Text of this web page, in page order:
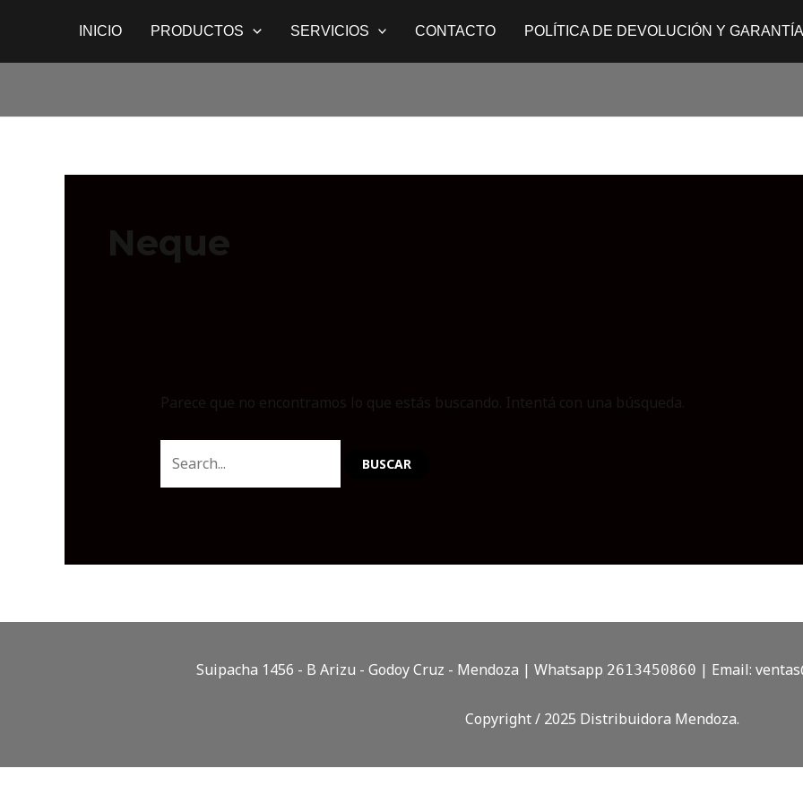
contenido
INICIO PRODUCTOS SERVICIOS CONTACTO POLÍTICA DE DEVOLUCIÓN Y GARANTÍA
Neque
Parece que no encontramos lo que estás buscando. Intentá con una búsqueda.
por:
Suipacha 1456 - B Arizu - Godoy Cruz - Mendoza | Whatsapp 2613450860 | Email:
Copyright / 2025 Distribuidora Mendoza.